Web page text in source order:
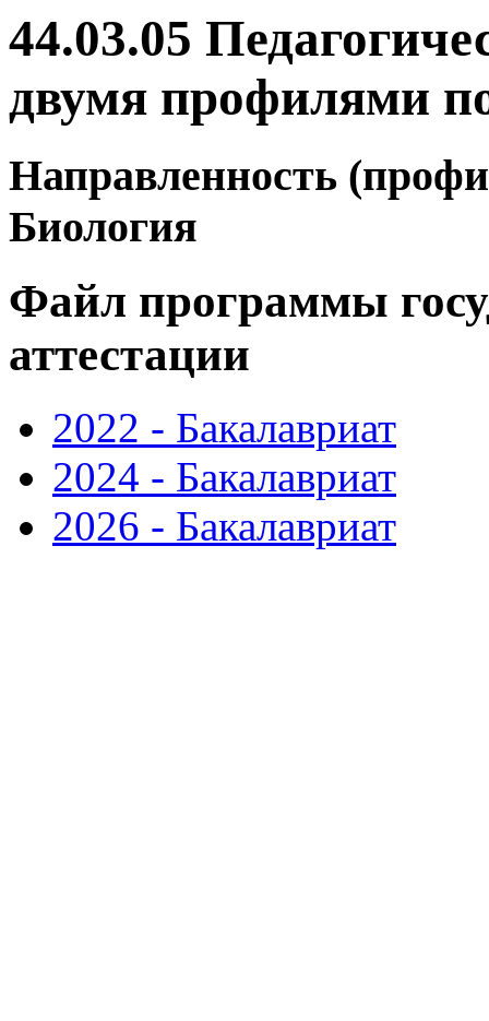
44.03.05
двумя профилями
Направленность
Биология
Файл программы
аттестации
2022 - Бакалавриат
2024 - Бакалавриат
2026 - Бакалавриат